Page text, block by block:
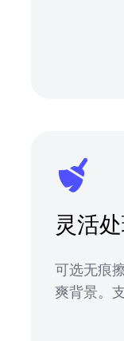
灵活
可选无痕
爽背景。